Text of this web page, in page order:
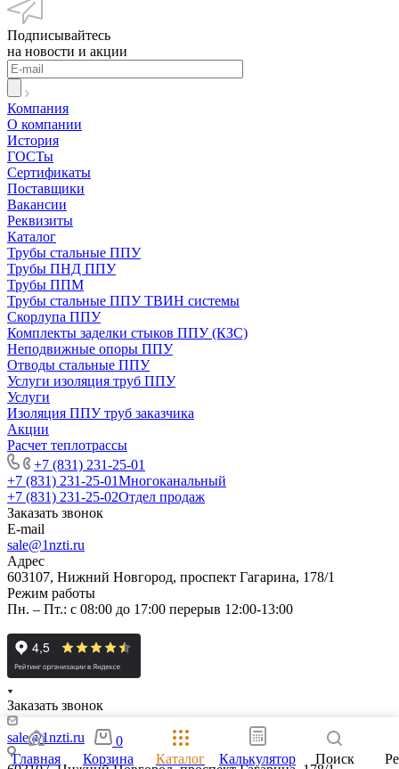
Подписывайтесь
на новости и акции
Компания
О компании
История
ГОСТы
Сертификаты
Поставщики
Вакансии
Реквизиты
Каталог
Трубы стальные ППУ
Трубы ПНД ППУ
Трубы ППМ
Трубы стальные ППУ ТВИН системы
Скорлупа ППУ
Комплекты заделки стыков ППУ (КЗС)
Неподвижные опоры ППУ
Отводы стальные ППУ
Услуги изоляция труб ППУ
Услуги
Изоляция ППУ труб заказчика
Акции
Расчет теплотрассы
+7 (831) 231-25-01
+7 (831) 231-25-01Многоканальный
+7 (831) 231-25-02Отдел продаж
Заказать звонок
E-mail
sale@1nzti.ru
Адрес
603107, Нижний Новгород, проспект Гагарина, 178/1
Режим работы
Пн. – Пт.: с 08:00 до 17:00 перерыв 12:00-13:00
Заказать звонок
sale@1nzti.ru
Главная
0
Корзина
Каталог Калькулятор Поиск